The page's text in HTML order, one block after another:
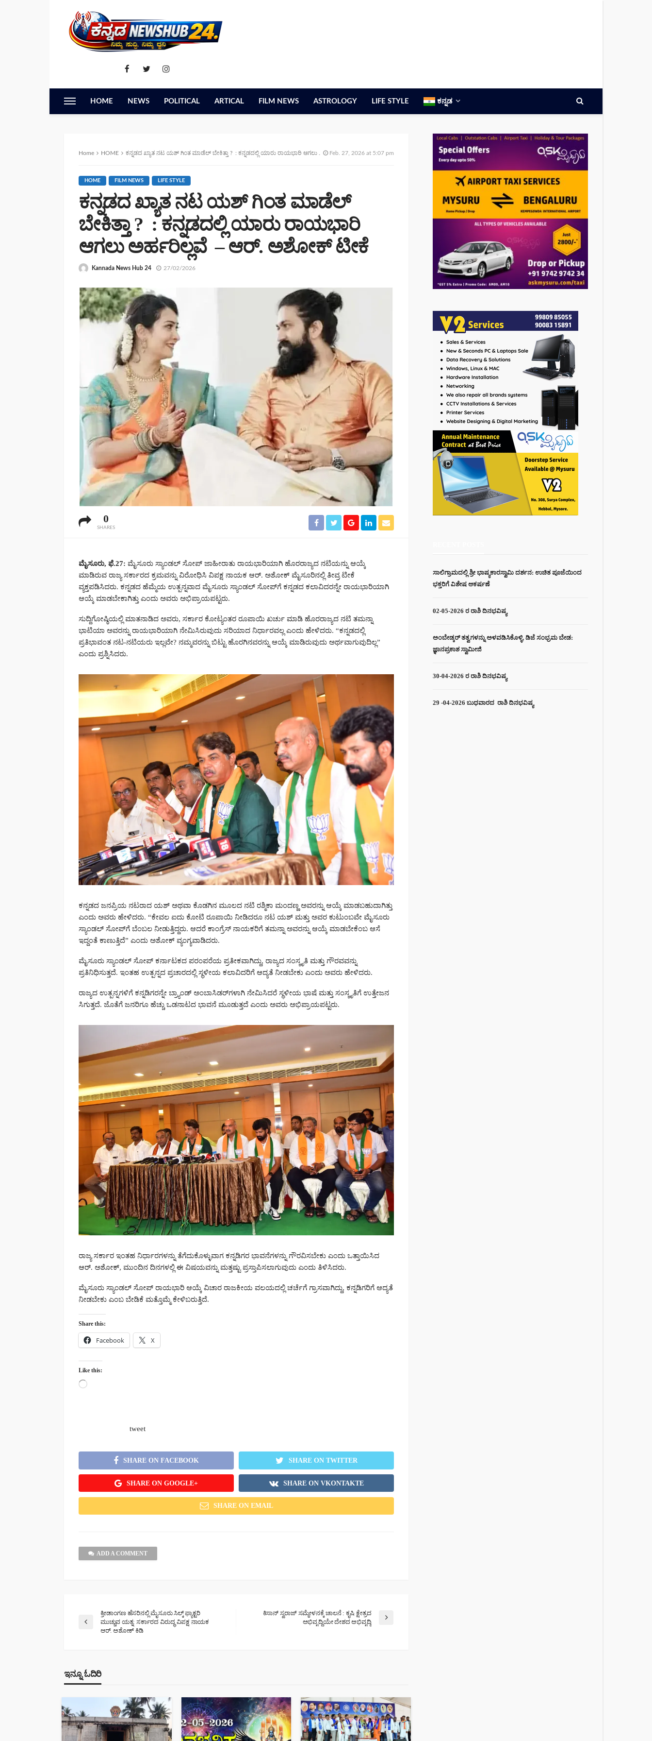
HOME NEWS POLITICAL ARTICAL FILM NEWS ASTROLOGY LIFE STYLE ಕನ್ನಡ
Home HOME ಕನ್ನಡದ ಖ್ಯಾತ ನಟ ಯಶ್ ಗಿಂತ ಮಾಡೆಲ್ ಬೇಕಿತ್ತಾ ? : ಕನ್ನಡದಲ್ಲಿ ಯಾರು ರಾಯಭಾರಿ ಆಗಲು ಅರ್ಹರಿಲ್ಲವೆ – ಆರ್. ಅಶೋಕ್ ಟೀಕೆ Feb. 27, 2026 at 5:07 pm
HOME FILM NEWS LIFE STYLE
ಕನ್ನಡದ ಖ್ಯಾತ ನಟ ಯಶ್ ಗಿಂತ ಮಾಡೆಲ್
ಬೇಕಿತ್ತಾ ? : ಕನ್ನಡದಲ್ಲಿ ಯಾರು ರಾಯಭಾರಿ
ಆಗಲು ಅರ್ಹರಿಲ್ಲವೆ – ಆರ್. ಅಶೋಕ್ ಟೀಕೆ
Kannada News Hub 24 27/02/2026
0
SHARES
ಮೈಸೂರು, ಫೆ.27: ಮೈಸೂರು ಸ್ಯಾಂಡಲ್ ಸೋಪ್ ಜಾಹೀರಾತು ರಾಯಭಾರಿಯಾಗಿ ಹೊರರಾಜ್ಯದ ನಟಿಯನ್ನು ಆಯ್ಕೆ
ಮಾಡಿರುವ ರಾಜ್ಯ ಸರ್ಕಾರದ ಕ್ರಮವನ್ನು ವಿರೋಧಿಸಿ ವಿಪಕ್ಷ ನಾಯಕ ಆರ್. ಅಶೋಕ್ ಮೈಸೂರಿನಲ್ಲಿ ತೀವ್ರ ಟೀಕೆ
ವ್ಯಕ್ತಪಡಿಸಿದರು. ಕನ್ನಡದ ಹೆಮ್ಮೆಯ ಉತ್ಪನ್ನವಾದ ಮೈಸೂರು ಸ್ಯಾಂಡಲ್ ಸೋಪ್‌ಗೆ ಕನ್ನಡದ ಕಲಾವಿದರನ್ನೇ ರಾಯಭಾರಿಯಾಗಿ
ಆಯ್ಕೆ ಮಾಡಬೇಕಾಗಿತ್ತು ಎಂದು ಅವರು ಅಭಿಪ್ರಾಯಪಟ್ಟರು.
ಸುದ್ದಿಗೋಷ್ಠಿಯಲ್ಲಿ ಮಾತನಾಡಿದ ಅವರು, ಸರ್ಕಾರ ಕೋಟ್ಯಂತರ ರೂಪಾಯಿ ಖರ್ಚು ಮಾಡಿ ಹೊರರಾಜ್ಯದ ನಟಿ ತಮನ್ನಾ
ಭಾಟಿಯಾ ಅವರನ್ನು ರಾಯಭಾರಿಯಾಗಿ ನೇಮಿಸಿರುವುದು ಸರಿಯಾದ ನಿರ್ಧಾರವಲ್ಲ ಎಂದು ಹೇಳಿದರು. “ಕನ್ನಡದಲ್ಲಿ
ಪ್ರತಿಭಾವಂತ ನಟ-ನಟಿಯರು ಇಲ್ಲವೇ? ನಮ್ಮವರನ್ನು ಬಿಟ್ಟು ಹೊರಗಿನವರನ್ನು ಆಯ್ಕೆ ಮಾಡಿರುವುದು ಅರ್ಥವಾಗುವುದಿಲ್ಲ”
ಎಂದು ಪ್ರಶ್ನಿಸಿದರು.
ಕನ್ನಡದ ಜನಪ್ರಿಯ ನಟರಾದ ಯಶ್ ಅಥವಾ ಕೊಡಗಿನ ಮೂಲದ ನಟಿ ರಶ್ಮಿಕಾ ಮಂದಣ್ಣ ಅವರನ್ನು ಆಯ್ಕೆ ಮಾಡಬಹುದಾಗಿತ್ತು
ಎಂದು ಅವರು ಹೇಳಿದರು. “ಕೇವಲ ಐದು ಕೋಟಿ ರೂಪಾಯಿ ನೀಡಿದರೂ ನಟ ಯಶ್ ಮತ್ತು ಅವರ ಕುಟುಂಬವೇ ಮೈಸೂರು
ಸ್ಯಾಂಡಲ್ ಸೋಪ್‌ಗೆ ಬೆಂಬಲ ನೀಡುತ್ತಿದ್ದರು. ಆದರೆ ಕಾಂಗ್ರೆಸ್ ನಾಯಕರಿಗೆ ತಮನ್ನಾ ಅವರನ್ನು ಆಯ್ಕೆ ಮಾಡಬೇಕೆಂಬ ಆಸೆ
ಇದ್ದಂತೆ ಕಾಣುತ್ತಿದೆ” ಎಂದು ಅಶೋಕ್ ವ್ಯಂಗ್ಯವಾಡಿದರು.
ಮೈಸೂರು ಸ್ಯಾಂಡಲ್ ಸೋಪ್ ಕರ್ನಾಟಕದ ಪರಂಪರೆಯ ಪ್ರತೀಕವಾಗಿದ್ದು, ರಾಜ್ಯದ ಸಂಸ್ಕೃತಿ ಮತ್ತು ಗೌರವವನ್ನು
ಪ್ರತಿನಿಧಿಸುತ್ತದೆ. ಇಂತಹ ಉತ್ಪನ್ನದ ಪ್ರಚಾರದಲ್ಲಿ ಸ್ಥಳೀಯ ಕಲಾವಿದರಿಗೆ ಆದ್ಯತೆ ನೀಡಬೇಕು ಎಂದು ಅವರು ಹೇಳಿದರು.
ರಾಜ್ಯದ ಉತ್ಪನ್ನಗಳಿಗೆ ಕನ್ನಡಿಗರನ್ನೇ ಬ್ರ್ಯಾಂಡ್ ಅಂಬಾಸಿಡರ್‌ಗಳಾಗಿ ನೇಮಿಸಿದರೆ ಸ್ಥಳೀಯ ಭಾಷೆ ಮತ್ತು ಸಂಸ್ಕೃತಿಗೆ ಉತ್ತೇಜನ
ಸಿಗುತ್ತದೆ. ಜೊತೆಗೆ ಜನರಿಗೂ ಹೆಚ್ಚು ಒಡನಾಟದ ಭಾವನೆ ಮೂಡುತ್ತದೆ ಎಂದು ಅವರು ಅಭಿಪ್ರಾಯಪಟ್ಟರು.
ರಾಜ್ಯ ಸರ್ಕಾರ ಇಂತಹ ನಿರ್ಧಾರಗಳನ್ನು ತೆಗೆದುಕೊಳ್ಳುವಾಗ ಕನ್ನಡಿಗರ ಭಾವನೆಗಳನ್ನು ಗೌರವಿಸಬೇಕು ಎಂದು ಒತ್ತಾಯಿಸಿದ
ಆರ್. ಅಶೋಕ್, ಮುಂದಿನ ದಿನಗಳಲ್ಲಿ ಈ ವಿಷಯವನ್ನು ಮತ್ತಷ್ಟು ಪ್ರಸ್ತಾಪಿಸಲಾಗುವುದು ಎಂದು ತಿಳಿಸಿದರು.
ಮೈಸೂರು ಸ್ಯಾಂಡಲ್ ಸೋಪ್ ರಾಯಭಾರಿ ಆಯ್ಕೆ ವಿಚಾರ ರಾಜಕೀಯ ವಲಯದಲ್ಲಿ ಚರ್ಚೆಗೆ ಗ್ರಾಸವಾಗಿದ್ದು, ಕನ್ನಡಿಗರಿಗೆ ಆದ್ಯತೆ
ನೀಡಬೇಕು ಎಂಬ ಬೇಡಿಕೆ ಮತ್ತೊಮ್ಮೆ ಕೇಳಿಬರುತ್ತಿದೆ.
Share this:
Facebook X
Like this:
Loading…
tweet
SHARE ON FACEBOOK SHARE ON TWITTER
SHARE ON GOOGLE+ SHARE ON VKONTAKTE
SHARE ON EMAIL
ADD A COMMENT
ಕ್ರೀಡಾಂಗಣ ಹೆಸರಿನಲ್ಲಿ ಮೈಸೂರು ಸಿಲ್ಕ್ ಫ್ಯಾಕ್ಟರಿ
ಮುಚ್ಚುವ ಯತ್ನ: ಸರ್ಕಾರದ ವಿರುದ್ಧ ವಿಪಕ್ಷ ನಾಯಕ
ಆರ್. ಅಶೋಕ್ ಕಿಡಿ
ಕಿಸಾನ್ ಸ್ವರಾಜ್ ಸಮ್ಮೇಳನಕ್ಕೆ ಚಾಲನೆ : ಕೃಷಿ ಕ್ಷೇತ್ರದ
ಅಭಿವೃದ್ದಿಯೇ ದೇಶದ ಅಭಿವೃದ್ದಿ
ಇನ್ನೂ ಓದಿರಿ
ಸಾಲಿಗ್ರಾಮದಲ್ಲಿ ಶ್ರೀ ಭಾಷ್ಯಕಾರಸ್ವಾಮಿ ದರ್ಶನ: ಉಚಿತ ಪೂಜೆಯಿಂದ
ಭಕ್ತರಿಗೆ ವಿಶೇಷ ಆಕರ್ಷಣೆ
02-05-2026 ರ ರಾಶಿ ದಿನಭವಿಷ್ಯ
ಅಂಬೇಡ್ಕರ್ ತತ್ವಗಳನ್ನು ಅಳವಡಿಸಿಕೊಳ್ಳಿ, ಡಿಜೆ ಸಂಭ್ರಮ ಬೇಡ:
ಜ್ಞಾನಪ್ರಕಾಶ ಸ್ವಾಮೀಜಿ
30-04-2026 ರ ರಾಶಿ ದಿನಭವಿಷ್ಯ
29 -04-2026 ಬುಧವಾರದ ರಾಶಿ ದಿನಭವಿಷ್ಯ